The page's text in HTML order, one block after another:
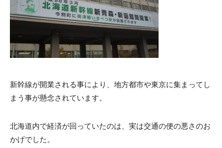
新幹線が開業される事により、地方都市や東京に集まってし
まう事が懸念されています。
北海道内で経済が回っていたのは、実は交通の便の悪さのお
かげでした。